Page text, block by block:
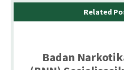
Related
Badan